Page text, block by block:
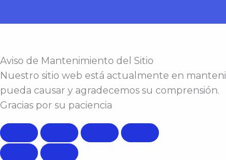
Aviso de Mantenimiento del Sitio
Nuestro sitio web está actualmente en
pueda causar y agradecemos su comprensión.
Gracias por su paciencia